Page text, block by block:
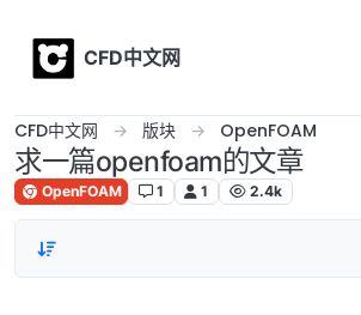
CFD中文网
CFD中文网 版块 OpenFOAM
求一篇openfoam的文章
OpenFOAM 1 1 2.4k